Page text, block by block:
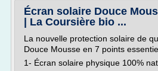
Écran solaire Douce
| La Coursière bio ...
La nouvelle protection solaire de
Douce Mousse en 7 points
1- Écran solaire physique 100%